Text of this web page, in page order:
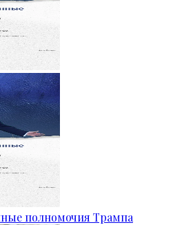
полномочия Трампа